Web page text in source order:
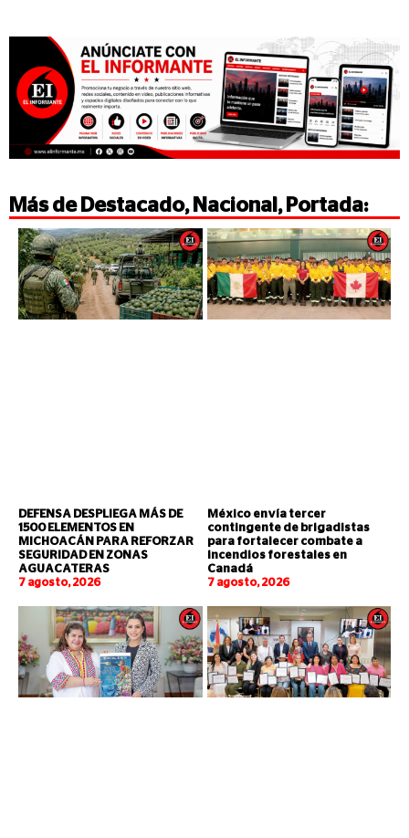
Más de Destacado, Nacional , Portada:
DEFENSA DESPLIEGA MÁS DE
1500 ELEMENTOS EN
MICHOACÁN PARA REFORZAR
SEGURIDAD EN ZONAS
AGUACATERAS
7 agosto, 2026
México envía tercer
contingente de brigadistas
para fortalecer combate a
incendios forestales en
Canadá
7 agosto, 2026